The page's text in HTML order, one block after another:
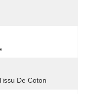
De Coton